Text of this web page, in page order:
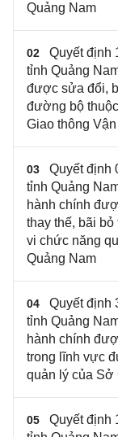
Quảng Nam
02
Quyết định
tỉnh Quảng
được sửa đổi,
đường bộ
Giao thông
03
Quyết định
tỉnh Quảng
hành chính
thay thế, bãi
vi chức năng
Quảng Nam
04
Quyết định
tỉnh Quảng
hành chính
trong lĩnh vực
quản lý của Sở
05
Quyết định